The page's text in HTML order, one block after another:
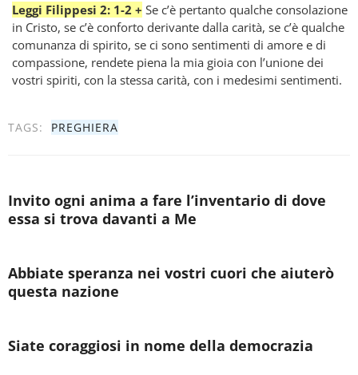
Leggi Filippesi 2: 1-2 + Se c’è pertanto qualche consolazione
in Cristo, se c’è conforto derivante dalla carità, se c’è qualche
comunanza di spirito, se ci sono sentimenti di amore e di
compassione, rendete piena la mia gioia con l’unione dei
vostri spiriti, con la stessa carità, con i medesimi sentimenti.
TAGS: PREGHIERA
Invito ogni anima a fare l’inventario di dove
essa si trova davanti a Me
Abbiate speranza nei vostri cuori che aiuterò
questa nazione
Siate coraggiosi in nome della democrazia